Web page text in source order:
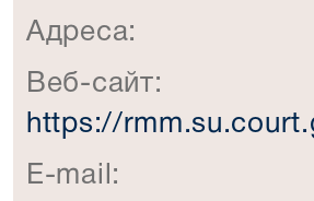
Адреса:
Веб-сайт:
https://
E-mail: